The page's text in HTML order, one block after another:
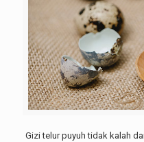
Gizi telur puyuh tidak kalah